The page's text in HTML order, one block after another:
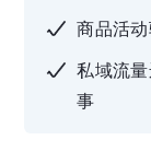
商品活
私域流
事